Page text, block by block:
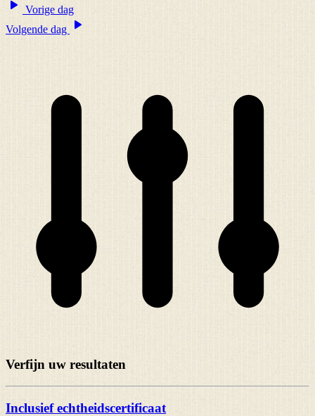
Vorige dag
Volgende dag
Verfijn uw resultaten
Inclusief echtheidscertificaat